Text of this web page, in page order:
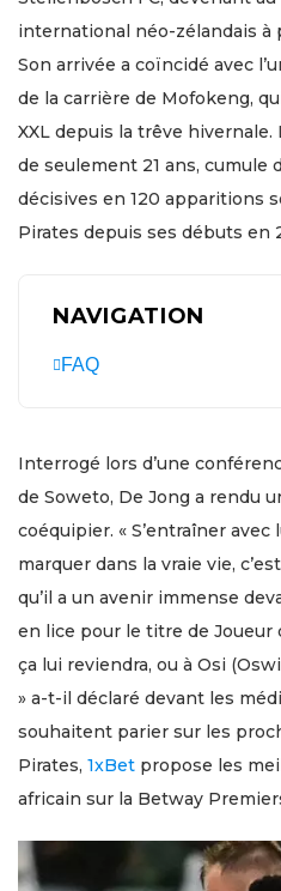
international néo-zélandais à
Son arrivée a coïncidé avec
de la carrière de Mofokeng,
XXL depuis la trêve
de seulement 21 ans, cumule
décisives en 120 apparitions
Pirates depuis ses débuts en
NAVIGATION
FAQ
Interrogé lors d’une
de Soweto, De Jong a rendu
coéquipier. « S’entraîner
marquer dans la vraie vie,
qu’il a un avenir immense
en lice pour le titre de Joueur
ça lui reviendra, ou à Osi
» a-t-il déclaré devant les
souhaitent parier sur les
Pirates, 1xBet propose les
africain sur la Betway